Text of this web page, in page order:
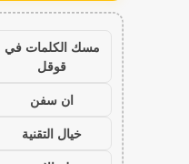
مسك الكلمات في
قوقل
ان سفن
خيال التقنية